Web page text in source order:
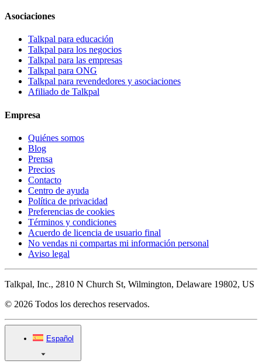
Asociaciones
Talkpal para educación
Talkpal para los negocios
Talkpal para las empresas
Talkpal para ONG
Talkpal para revendedores y asociaciones
Afiliado de Talkpal
Empresa
Quiénes somos
Blog
Prensa
Precios
Contacto
Centro de ayuda
Política de privacidad
Preferencias de cookies
Términos y condiciones
Acuerdo de licencia de usuario final
No vendas ni compartas mi información personal
Aviso legal
Talkpal, Inc., 2810 N Church St, Wilmington, Delaware 19802, US
© 2026 Todos los derechos reservados.
Español